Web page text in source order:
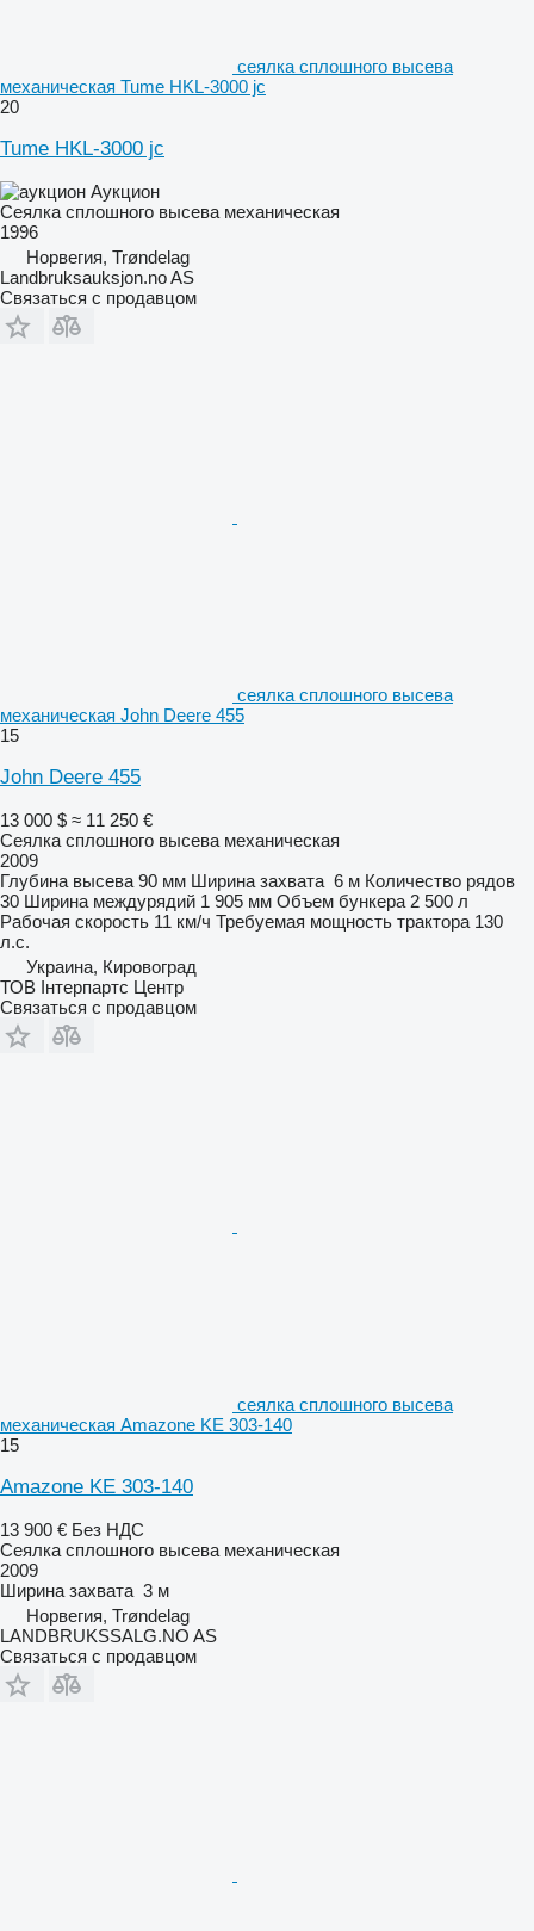
сеялка сплошного высева
механическая Tume HKL-3000 jc
20
Tume HKL-3000 jc
Аукцион
Сеялка сплошного высева механическая
1996
Норвегия, Trøndelag
Landbruksauksjon.no AS
Связаться с продавцом
сеялка сплошного высева
механическая John Deere 455
15
John Deere 455
13 000 $ ≈ 11 250 €
Сеялка сплошного высева механическая
2009
Глубина высева 90 мм Ширина захвата 6 м Количество рядов
30 Ширина междурядий 1 905 мм Объем бункера 2 500 л
Рабочая скорость 11 км/ч Требуемая мощность трактора 130
л.с.
Украина, Кировоград
ТОВ Інтерпартс Центр
Связаться с продавцом
сеялка сплошного высева
механическая Amazone KE 303-140
15
Amazone KE 303-140
13 900 € Без НДС
Сеялка сплошного высева механическая
2009
Ширина захвата 3 м
Норвегия, Trøndelag
LANDBRUKSSALG.NO AS
Связаться с продавцом